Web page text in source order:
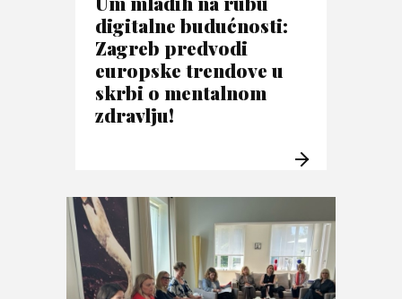
digitalne budućnosti:
Zagreb predvodi
europske trendove u
skrbi o mentalnom
zdravlju!